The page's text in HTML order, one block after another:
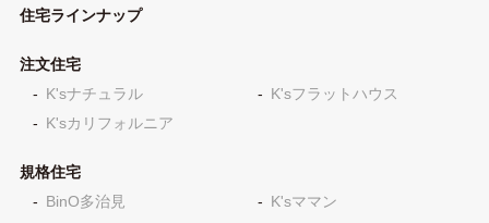
住宅ラインナップ
注文住宅
K'sナチュラル
K'sフラットハウス
K'sカリフォルニア
規格住宅
BinO多治見
K'sママン